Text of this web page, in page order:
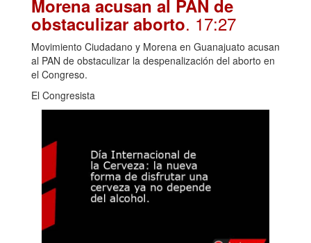
Morena acusan al PAN de
obstaculizar aborto. 17:27
Movimiento Ciudadano y Morena en Guanajuato acusan
al PAN de obstaculizar la despenalización del aborto en
el Congreso.
El Congresista